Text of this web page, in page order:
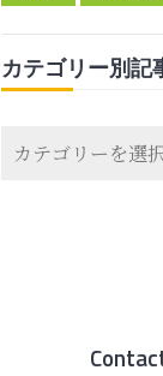
カテゴリー別記
テ